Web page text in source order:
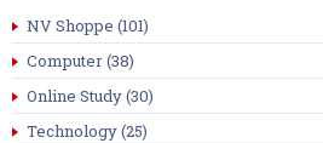
NV Shoppe (101)
Computer(38)
Online Study(30)
Technology(25)